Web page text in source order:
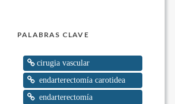
PALABRAS CLAVE
cirugia vascular
endarterectomía carotidea
endarterectomía